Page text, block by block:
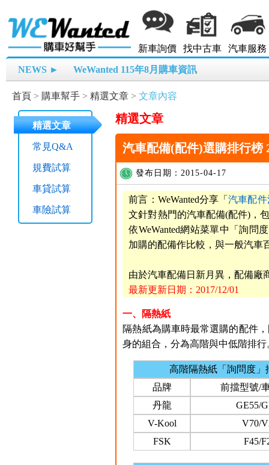
新車詢價 找中古車 汽車服務
NEWS ► WeWanted 115年8月購車資訊
首頁 > 購車幫手 > 精選文章 > 文章內容
精選文章
常見Q&A
規費試算
車貸試算
車險試算
精選文章
汽車配備(配件)選購排行榜
發布日期：2015-04-17
前言：WeWanted分享「汽車配
文針對熱門的汽車配備(配件)，
依WeWanted網站菜單中「詢問
加購的配備作比較，與一般汽車
由於汽車配備日新月異，配備廠
最新更新日期：2017/12/01
一、隔熱紙
隔熱紙為購車時最常選購的配件
身的組合，分為高階與中低階排行
高階隔熱紙「詢問度」
品牌
前擋型號/
丹龍
GE55/
V-Kool
V70/
FSK
F45/